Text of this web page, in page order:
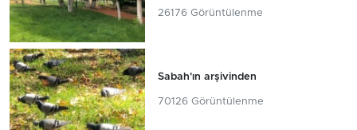
26176 Görüntülenme
Sabah'ın arşivinden
70126 Görüntülenme